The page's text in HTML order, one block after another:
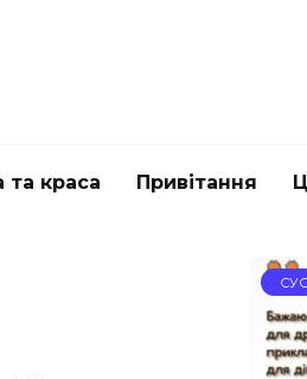
та краса Привітання